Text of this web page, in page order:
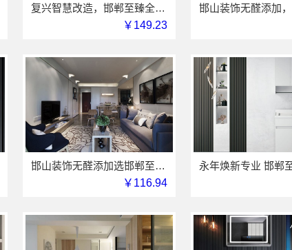
复兴智慧改造，邯郸至臻全宅新材料有限公司高分子技术重塑居住空间
￥149.23
邯山装饰无醛添加选邯郸至臻全宅新材料有限公司
￥116.94